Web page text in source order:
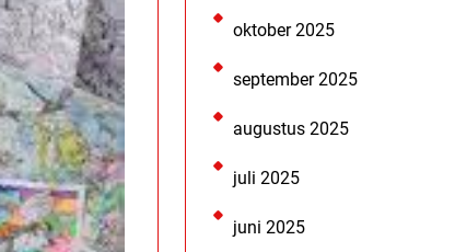
oktober 2025
september 2025
augustus 2025
juli 2025
juni 2025